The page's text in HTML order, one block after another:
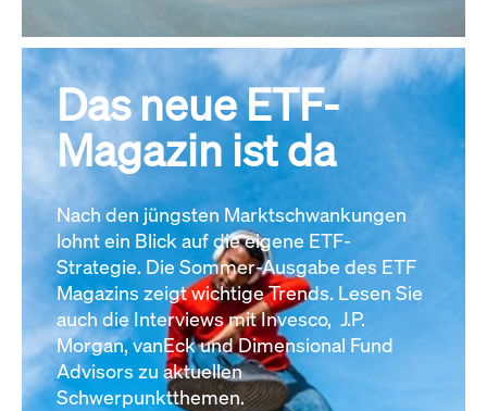
Alle Events
Das neue ETF-
Magazin ist da
Nach den jüngsten Marktschwankungen
lohnt ein Blick auf die eigene ETF-
Strategie. Die Sommer-Ausgabe des ETF
Magazins zeigt wichtige Trends. Lesen Sie
auch die Interviews mit Invesco, J.P.
Morgan, vanEck und Dimensional Fund
Advisors zu aktuellen
Schwerpunktthemen.